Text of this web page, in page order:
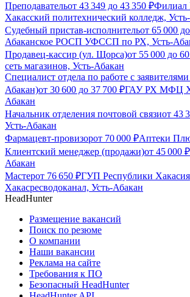
Преподавательот 43 349 до 43 350 ₽
Хакасский политехнический колледж,
Судебный пристав-исполнительот 65 000 до
Абаканское РОСП УФССП по РХ, Усть-
Продавец-кассир (ул. Щорса)от 55 000 до
сеть магазинов, Усть-Абакан
Специалист отдела по работе с
Абакан)от 30 600 до 37 700 ₽ГАУ РХ МФЦ
Абакан
Начальник отделения почтовой связиот 43
Усть-Абакан
Фармацевт-провизорот 70 000 ₽Аптеки
Клиентский менеджер (продажи)от 45 000 ₽
Абакан
Мастерот 76 650 ₽ГУП Республики Хакасия
Хакасресводоканал, Усть-Абакан
HeadHunter
Размещение вакансий
Поиск по резюме
О компании
Наши вакансии
Реклама на сайте
Требования к ПО
Безопасный HeadHunter